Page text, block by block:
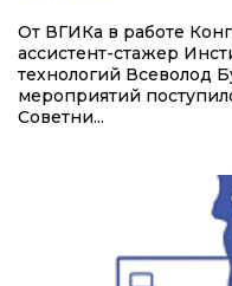
От ВГИКа в работе
ассистент-стажер
технологий Всеволод
мероприятий
Советни...